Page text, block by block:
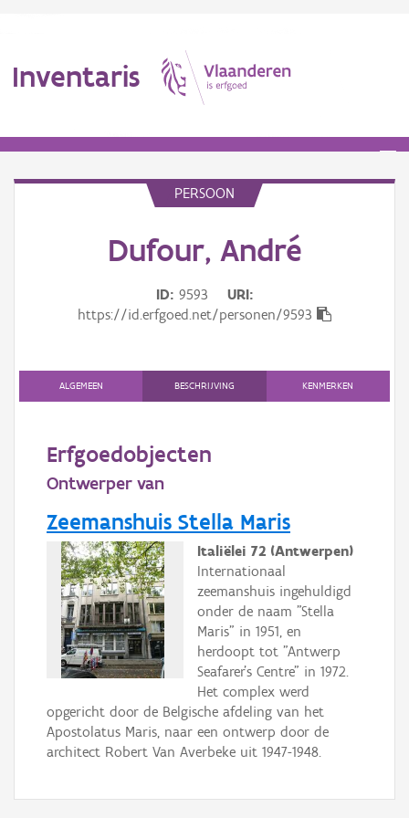
Inventaris
Waarneming
Gebeurtenis
Hergebruik
Aanmelden
PERSOON
Dufour, André
ID 9593
URI
https://id.erfgoed.net/personen/9593
ALGEMEEN BESCHRIJVING KENMERKEN
Erfgoedobjecten
Ontwerper van
Zeemanshuis Stella Maris
Italiëlei 72 (Antwerpen)
Internationaal
zeemanshuis ingehuldigd
onder de naam "Stella
Maris" in 1951, en
herdoopt tot "Antwerp
Seafarer’s Centre" in 1972.
Het complex werd
opgericht door de Belgische afdeling van het
Apostolatus Maris, naar een ontwerp door de
architect Robert Van Averbeke uit 1947-1948.